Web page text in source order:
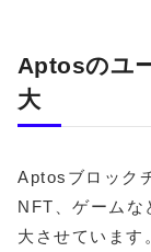
Aptosのユ
大
Aptosブロック
NFT、ゲームな
大させています